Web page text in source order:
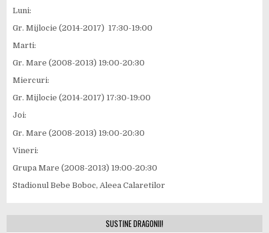
Luni:
Gr. Mijlocie (2014-2017) 17:30-19:00
Marti:
Gr. Mare (2008-2013) 19:00-20:30
Miercuri:
Gr. Mijlocie (2014-2017) 17:30-19:00
Joi:
Gr. Mare (2008-2013) 19:00-20:30
Vineri:
Grupa Mare (2008-2013) 19:00-20:30
Stadionul Bebe Boboc, Aleea Calaretilor
SUSTINE DRAGONII!